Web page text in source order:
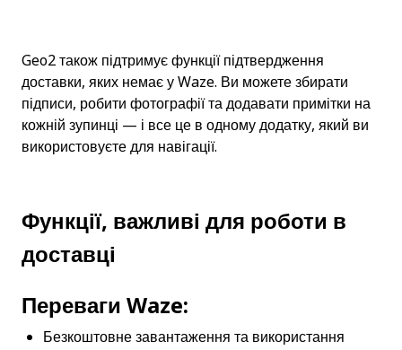
Geo2 також підтримує функції підтвердження
доставки, яких немає у Waze. Ви можете збирати
підписи, робити фотографії та додавати примітки на
кожній зупинці — і все це в одному додатку, який ви
використовуєте для навігації.
Функції, важливі для роботи в
доставці
Переваги Waze:
Безкоштовне завантаження та використання